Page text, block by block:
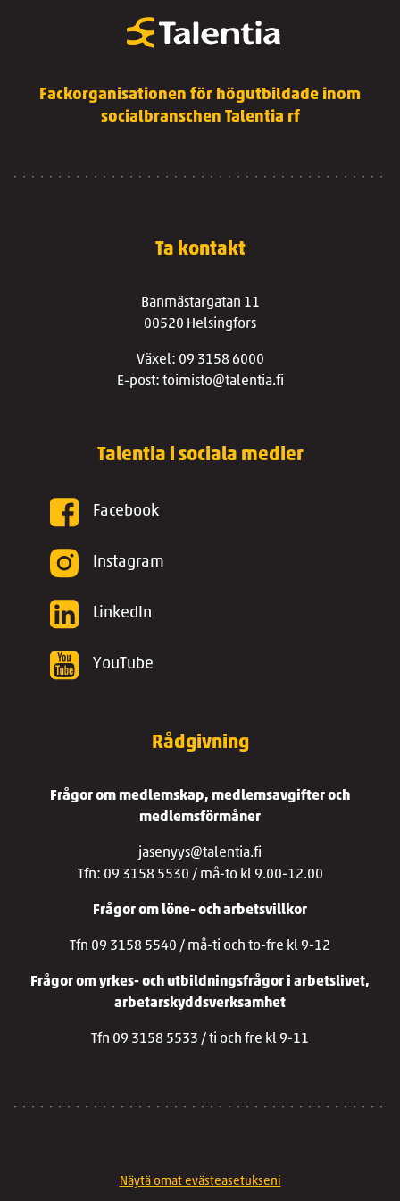
Fackorganisationen för högutbildade inom
socialbranschen Talentia rf
Ta kontakt
Banmästargatan 11
00520 Helsingfors
Växel: 09 3158 6000
E-post: toimisto@talentia.fi
Talentia i sociala medier
Facebook
Instagram
LinkedIn
YouTube
Rådgivning
Frågor om medlemskap, medlemsavgifter och
medlemsförmåner
jasenyys@talentia.fi
Tfn: 09 3158 5530 / må-to kl 9.00-12.00
Frågor om löne- och arbetsvillkor
Tfn 09 3158 5540 / må-ti och to-fre kl 9-12
Frågor om yrkes- och utbildningsfrågor i arbetslivet,
arbetarskyddsverksamhet
Tfn 09 3158 5533 / ti och fre kl 9-11
Näytä omat evästeasetukseni